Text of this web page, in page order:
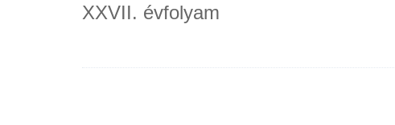
XXVII. évfolyam